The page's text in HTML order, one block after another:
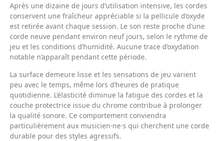
Après une dizaine de jours d’utilisation intensive, les cordes
conservent une fraîcheur appréciable si la pellicule d’oxyde
est retirée avant chaque session. Le son reste proche d’une
corde neuve pendant environ neuf jours, selon le rythme de
jeu et les conditions d’humidité. Aucune trace d’oxydation
notable n’apparaît pendant cette période.
La surface demeure lisse et les sensations de jeu varient
peu avec le temps, même lors d’heures de pratique
quotidienne. L’élasticité diminue la fatigue des cordes et la
couche protectrice issue du chrome contribue à prolonger
la qualité sonore. Ce comportement conviendra
particulièrement aux musicien·ne·s qui cherchent une corde
durable pour des styles agressifs.